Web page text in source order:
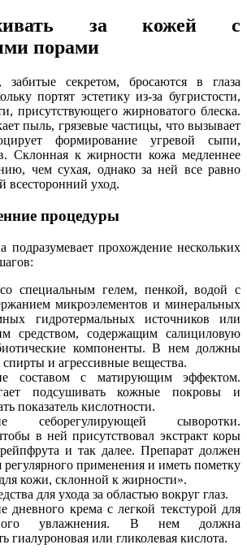
за кожей с
порами
секретом, бросаются в глаза
портят эстетику из-за бугристости,
присутствующего жирноватого блеска.
пыль, грязевые частицы, что вызывает
формирование угревой сыпи,
Склонная к жирности кожа медленнее
чем сухая, однако за ней все равно
всесторонний уход.
процедуры
подразумевает прохождение нескольких
специальным гелем, пенкой, водой с
микроэлементов и минеральных
гидротермальных источников или
средством, содержащим салициловую
компоненты. В нем должны
спирты и агрессивные вещества.
составом с матирующим эффектом.
подсушивать кожные покровы и
показатель кислотности.
себорегулирующей сыворотки.
в ней присутствовал экстракт коры
и так далее. Препарат должен
регулярного применения и иметь пометку
кожи, склонной к жирности».
для ухода за областью вокруг глаз.
дневного крема с легкой текстурой для
увлажнения. В нем должна
гиалуроновая или гликолевая кислота.